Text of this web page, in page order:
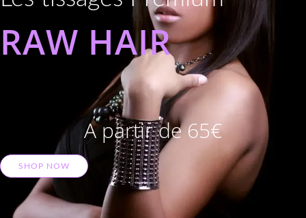
RAW HAIR
A partir de 65€
SHOP NOW